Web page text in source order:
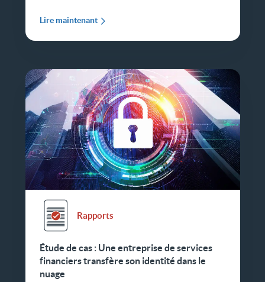
Lire maintenant
Rapports
Étude de cas : Une entreprise de services
financiers transfère son identité dans le
nuage